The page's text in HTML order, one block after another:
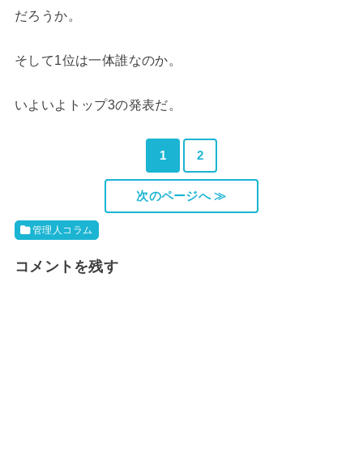
だろうか。
そして1位は一体誰なのか。
いよいよトップ3の発表だ。
1 2
次のページへ ≫
管理人コラム
コメントを残す